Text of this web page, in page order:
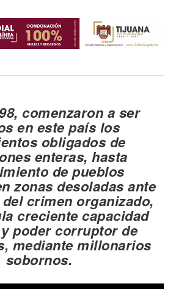
comenzaron a ser
en este país los
obligados de
enteras, hasta
de pueblos
zonas desoladas ante
crimen organizado,
creciente capacidad
poder corruptor de
, mediante millonarios
sobornos.